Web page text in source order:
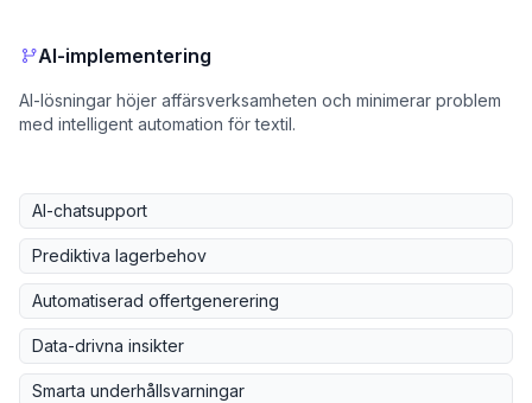
AI-implementering
AI-lösningar höjer affärsverksamheten och minimerar problem
med intelligent automation för textil.
AI-chatsupport
Prediktiva lagerbehov
Automatiserad offertgenerering
Data-drivna insikter
Smarta underhållsvarningar